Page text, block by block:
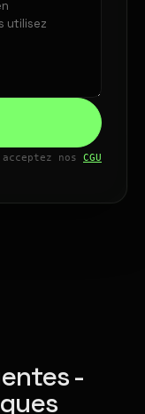
nos CGU
-